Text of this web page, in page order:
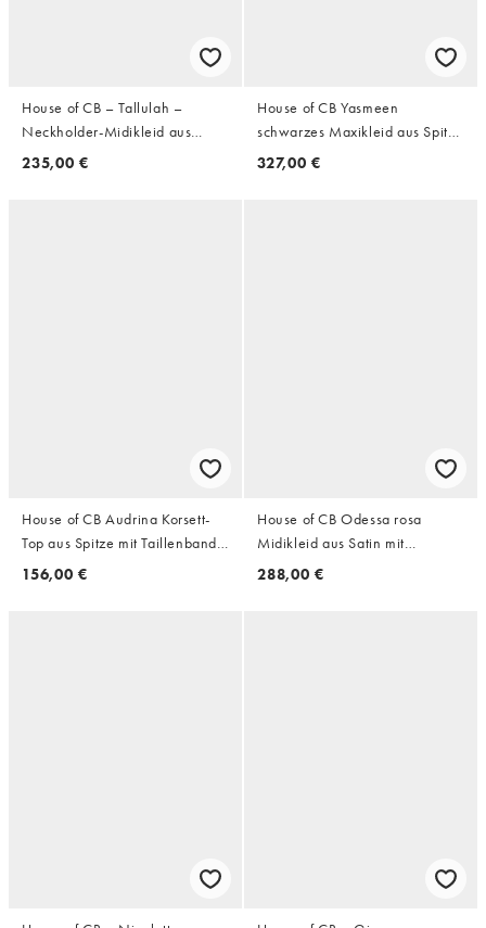
House of CB – Tallulah –
Neckholder-Midikleid aus
Baumwolle in Himbeerrot
235,00 €
House of CB Yasmeen
schwarzes Maxikleid aus Spitze
mit Kordelstruktur und Satin-
327,00 €
House of CB Audrina Korsett-
Top aus Spitze mit Taillenband
zum Binden in Ivory
156,00 €
House of CB Odessa rosa
Midikleid aus Satin mit
Spitzenbesatz
288,00 €